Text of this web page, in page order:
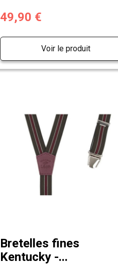
49,90 €
Voir le produit
Bretelles fines
Kentucky -...